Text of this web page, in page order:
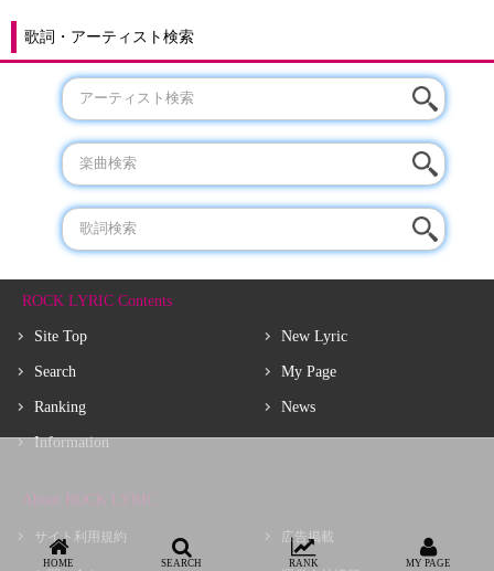
歌詞・アーティスト検索
ROCK LYRIC Contents
Site Top
Search
Ranking
Information
New Lyric
My Page
News
About ROCK LYRIC
サイト利用規約 広告掲載
HOME SEARCH RANK MY PAGE